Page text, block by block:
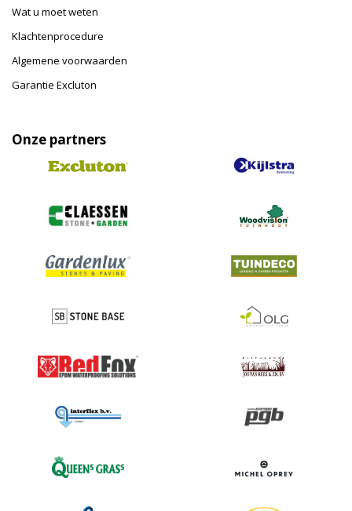
Wat u moet weten
Klachtenprocedure
Algemene voorwaarden
Garantie Excluton
Onze partners